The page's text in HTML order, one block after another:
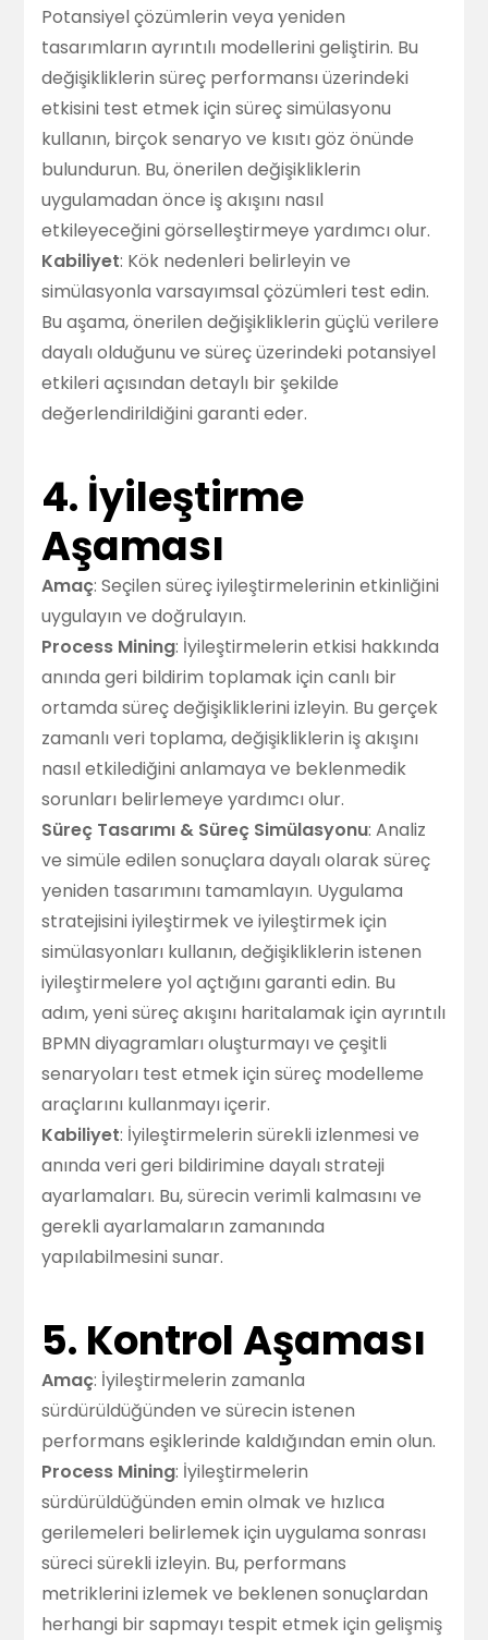
Potansiyel çözümlerin veya yeniden
tasarımların ayrıntılı modellerini geliştirin. Bu
değişikliklerin süreç performansı üzerindeki
etkisini test etmek için süreç simülasyonu
kullanın, birçok senaryo ve kısıtı göz önünde
bulundurun. Bu, önerilen değişikliklerin
uygulamadan önce iş akışını nasıl
etkileyeceğini görselleştirmeye yardımcı olur.
Kabiliyet: Kök nedenleri belirleyin ve
simülasyonla varsayımsal çözümleri test edin.
Bu aşama, önerilen değişikliklerin güçlü verilere
dayalı olduğunu ve süreç üzerindeki potansiyel
etkileri açısından detaylı bir şekilde
değerlendirildiğini garanti eder.
4. İyileştirme
Aşaması
Amaç: Seçilen süreç iyileştirmelerinin etkinliğini
uygulayın ve doğrulayın.
Process Mining: İyileştirmelerin etkisi hakkında
anında geri bildirim toplamak için canlı bir
ortamda süreç değişikliklerini izleyin. Bu gerçek
zamanlı veri toplama, değişikliklerin iş akışını
nasıl etkilediğini anlamaya ve beklenmedik
sorunları belirlemeye yardımcı olur.
Süreç Tasarımı & Süreç Simülasyonu: Analiz
ve simüle edilen sonuçlara dayalı olarak süreç
yeniden tasarımını tamamlayın. Uygulama
stratejisini iyileştirmek ve iyileştirmek için
simülasyonları kullanın, değişikliklerin istenen
iyileştirmelere yol açtığını garanti edin. Bu
adım, yeni süreç akışını haritalamak için ayrıntılı
BPMN diyagramları oluşturmayı ve çeşitli
senaryoları test etmek için süreç modelleme
araçlarını kullanmayı içerir.
Kabiliyet: İyileştirmelerin sürekli izlenmesi ve
anında veri geri bildirimine dayalı strateji
ayarlamaları. Bu, sürecin verimli kalmasını ve
gerekli ayarlamaların zamanında
yapılabilmesini sunar.
5. Kontrol Aşaması
Amaç: İyileştirmelerin zamanla
sürdürüldüğünden ve sürecin istenen
performans eşiklerinde kaldığından emin olun.
Process Mining: İyileştirmelerin
sürdürüldüğünden emin olmak ve hızlıca
gerilemeleri belirlemek için uygulama sonrası
süreci sürekli izleyin. Bu, performans
metriklerini izlemek ve beklenen sonuçlardan
herhangi bir sapmayı tespit etmek için gelişmiş